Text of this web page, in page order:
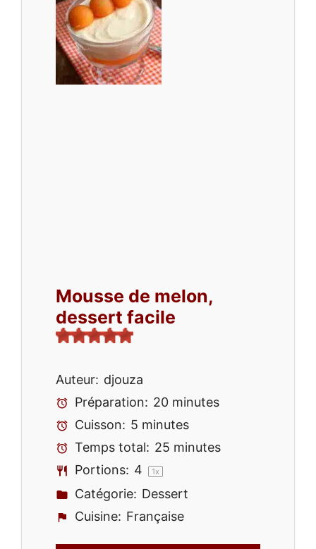
Mousse de melon,
dessert facile
Auteur: djouza
Préparation: 20 minutes
Cuisson: 5 minutes
Temps total: 25 minutes
Portions: 4 1x
Catégorie: Dessert
Cuisine: Française